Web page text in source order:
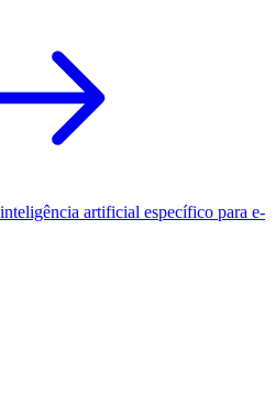
inteligência artificial específico para e-